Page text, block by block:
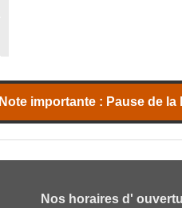
Note importante : Pause de
Nos horaires d'